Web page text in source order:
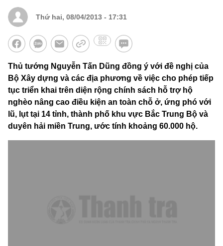
Thứ hai, 08/04/2013 - 17:31
Thủ tướng Nguyễn Tấn Dũng đồng ý với đề nghị của
Bộ Xây dựng và các địa phương về việc cho phép tiếp
tục triển khai trên diện rộng chính sách hỗ trợ hộ
nghèo nâng cao điều kiện an toàn chỗ ở, ứng phó với
lũ, lụt tại 14 tỉnh, thành phố khu vực Bắc Trung Bộ và
duyên hải miền Trung, ước tính khoảng 60.000 hộ.